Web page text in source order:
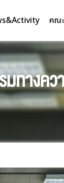
คณ
างคว